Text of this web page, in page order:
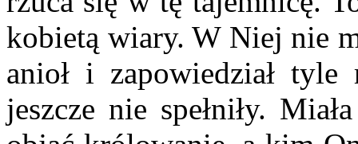
kobietą wiary. W Niej nie
anioł i zapowiedział
jeszcze nie spełniły.